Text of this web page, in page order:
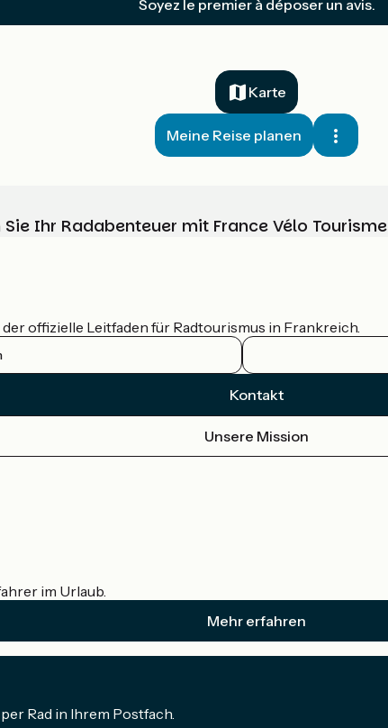
Soyez le premier à déposer un avis.
Karte
Meine Reise planen
Ihr Radabenteuer mit France Vélo Tourisme
offizielle Leitfaden für Radtourismus in Frankreich.
Kontakt
Unsere Mission
im Urlaub.
Mehr erfahren
Rad in Ihrem Postfach.